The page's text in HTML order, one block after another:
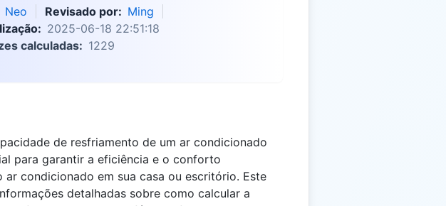
Neo Revisado por: Ming
2025-06-18 22:51:18
calculadas: 1229
de resfriamento de um ar condicionado
para garantir a eficiência e o conforto
ar condicionado em sua casa ou escritório. Este
detalhadas sobre como calcular a